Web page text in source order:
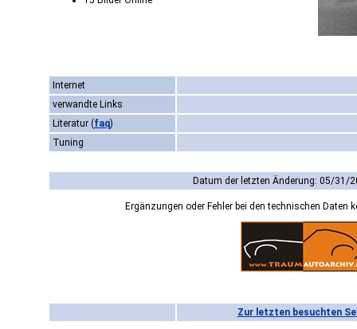
Internet
verwandte Links
Literatur (faq)
Tuning
Datum der letzten Änderung: 05/31/
Ergänzungen oder Fehler bei den technischen Daten
Zur letzten besuchten